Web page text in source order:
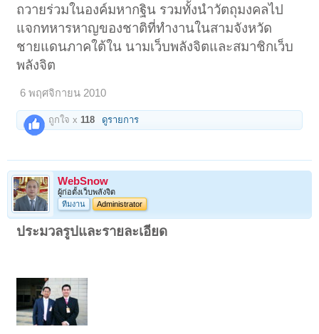
ถวายร่วมในองค์มหากฐิน รวมทั้งนำวัตถุมงคลไป
แจกทหารหาญของชาติที่ทำงานในสามจังหวัด
ชายแดนภาคใต้ใน นามเว็บพลังจิตและสมาชิกเว็บ
พลังจิต
6 พฤศจิกายน 2010
ถูกใจ x118 ดูรายการ
WebSnow
ผู้ก่อตั้งเว็บพลังจิต
ทีมงาน
Administrator
ประมวลรูปและรายละเอียด